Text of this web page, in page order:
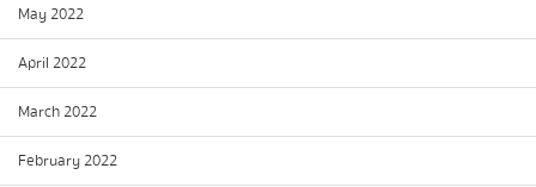
May 2022
April 2022
March 2022
February 2022